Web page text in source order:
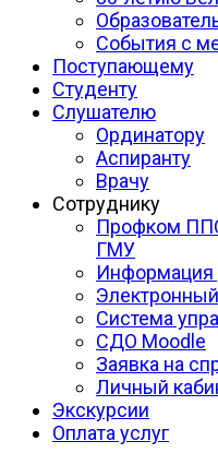
События с
Поступающему
Студенту
Слушателю
Ординатору
Аспиранту
Врачу
Сотруднику
Профком
ГМУ
Информация
Система
СДО Moodle
Заявка на
Личный
Экскурсии
Оплата услуг